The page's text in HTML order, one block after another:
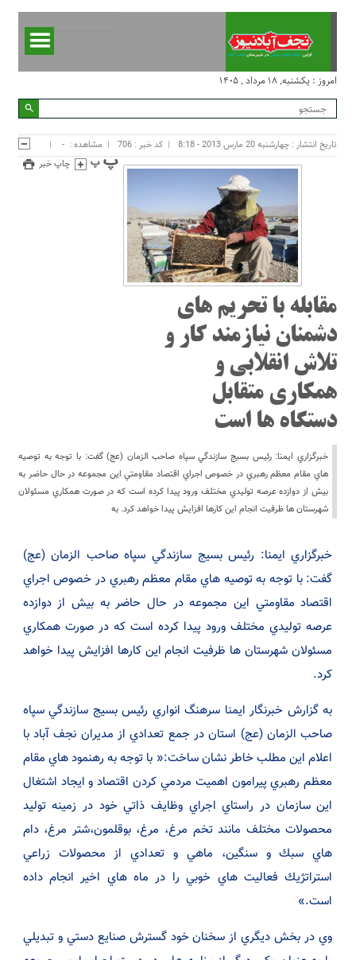
امروز : یکشنبه, ۱۸ مرداد , ۱۴۰۵
تاریخ انتشار : چهارشنبه 20 مارس 2013 - 8:18 کد خبر : 706 مشاهده : -
چاپ خبر
مقابله با تحريم هاي
دشمنان نيازمند كار و
تلاش انقلابي و
همكاري متقابل
دستگاه ها است
خبرگزاري ايمنا: رئيس بسيج سازندگي سپاه صاحب الزمان (عج) گفت: با توجه به توصيه
هاي مقام معظم رهبري در خصوص اجراي اقتصاد مقاومتي اين مجموعه در حال حاضر به
بيش از دوازده عرصه توليدي مختلف ورود پيدا كرده است كه در صورت همكاري مسئولان
شهرستان ها ظرفيت انجام اين كارها افزايش پيدا خواهد كرد. به
خبرگزاري ايمنا: رئيس بسيج سازندگي سپاه صاحب الزمان (عج)
گفت: با توجه به توصيه هاي مقام معظم رهبري در خصوص اجراي
اقتصاد مقاومتي اين مجموعه در حال حاضر به بيش از دوازده
عرصه توليدي مختلف ورود پيدا كرده است كه در صورت همكاري
مسئولان شهرستان ها ظرفيت انجام اين كارها افزايش پيدا خواهد
كرد.
به گزارش خبرنگار ايمنا سرهنگ انواري رئيس بسيج سازندگي سپاه
صاحب الزمان (عج) استان در جمع تعدادي از مديران نجف آباد با
اعلام اين مطلب خاطر نشان ساخت:« با توجه به رهنمود هاي مقام
معظم رهبري پيرامون اهميت مردمي كردن اقتصاد و ايجاد اشتغال
اين سازمان در راستاي اجراي وظايف ذاتي خود در زمينه توليد
محصولات مختلف مانند تخم مرغ، مرغ، بوقلمون،شتر مرغ، دام
هاي سبك و سنگين، ماهي و تعدادي از محصولات زراعي
استراتژيك فعاليت هاي خوبي را در ماه هاي اخير انجام داده
است.»
وي در بخش ديگري از سخنان خود گسترش صنايع دستي و تبديلي